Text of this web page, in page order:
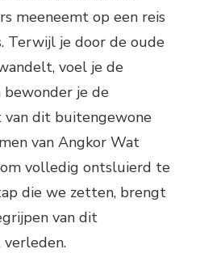
meeneemt op een reis
Terwijl je door de oude
voel je de
bewonder je de
dit buitengewone
van Angkor Wat
volledig ontsluierd te
die we zetten, brengt
van dit